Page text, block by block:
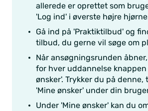
allerede er oprettet som
'Log ind' i øverste højre
Gå ind på 'Praktiktilbud' og
tilbud, du gerne vil søge om
Når ansøgningsrunden
for hver uddannelse
ønsker'. Trykker du på denne,
'Mine ønsker' under din
Under 'Mine ønsker' kan du